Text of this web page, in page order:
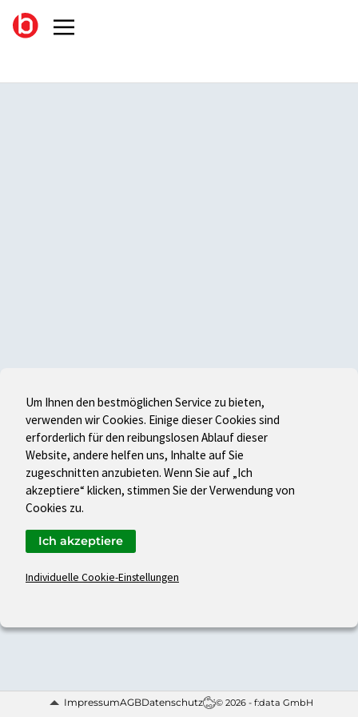
ImpressumAGBDatenschutz © 2026 - f:data GmbH
Um Ihnen den bestmöglichen Service zu bieten,
verwenden wir Cookies. Einige dieser Cookies sind
erforderlich für den reibungslosen Ablauf dieser
Website, andere helfen uns, Inhalte auf Sie
zugeschnitten anzubieten. Wenn Sie auf „Ich
akzeptiere“ klicken, stimmen Sie der Verwendung von
Cookies zu.
Individuelle Cookie-Einstellungen
Ich akzeptiere